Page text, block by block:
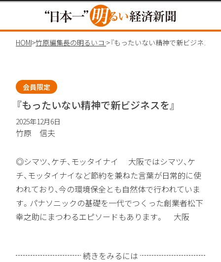
HOME>竹原編集長の明るいコラム
>『もったいない精神で新ビジネスを
会員限定
『もったいない精神で新ビジネスを』
竹原 信夫
2025年12月6日
◎シマツ、ケチ、モッタイナイ 大阪ではシマツ、ケ
チ、モッタイナイなど節約を兼ねた言葉が日常的に使
われており、今の環境保全とも自然体で行われていま
す。パナソニックの基礎を一代でつくった創業者松下
幸之助にまつわるエピソードもあります。 大阪
続きをみるには